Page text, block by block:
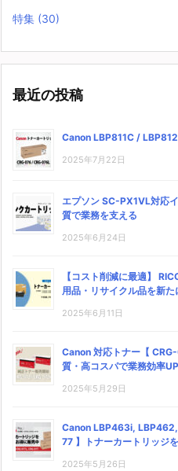
特集 (30)
最近の投稿
Canon LBP811C /
2025年7月22日
エプソン SC-PX1VL対応
質で業務を支える
2025年6月24日
【コスト削減に最適】
用品・リサイクル品を新た
2025年6月11日
Canon 対応トナー【
質・高コスパで業務効率
2025年5月29日
Canon LBP463i,
77 】トナーカートリッジ
2025年5月26日